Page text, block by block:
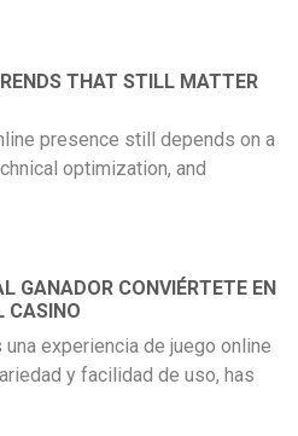
Los jugadores
que no solo
THAT STILL MATTER
presence still depends on a
optimization, and
Businesses that rely
For teams reviewing their
it helps to […]
GANADOR CONVIÉRTETE EN
CASINO
experiencia de juego online
y facilidad de uso, has
mundo del juego en línea